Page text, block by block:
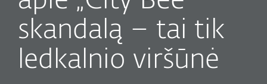
skandalą – tai tik
ledkalnio viršūnė